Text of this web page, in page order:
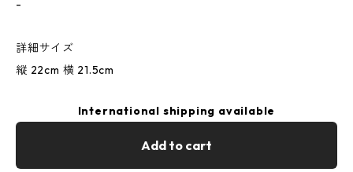
-
詳細サイズ
縦 22cm 横 21.5cm
International shipping available
Add to cart